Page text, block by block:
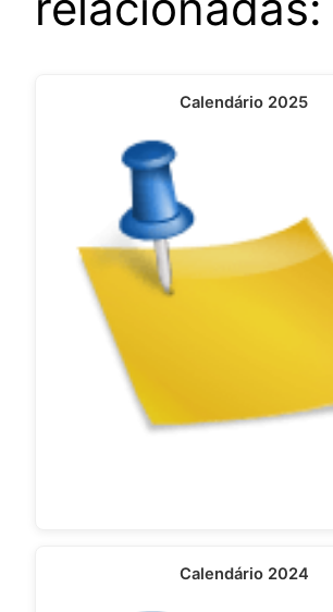
Calendário 2025
Calendário 2024